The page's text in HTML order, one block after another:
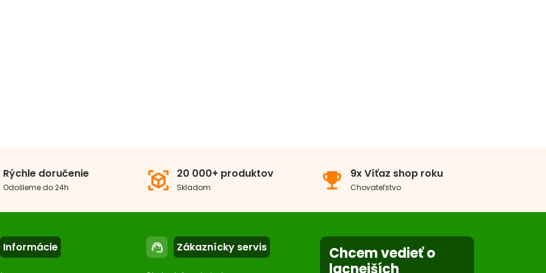
check_circle Na sklade
Rýchle doručenie
Odošleme do 24h view_in_ar 20 000+ produktov
Skladom emoji_events 9x Víťaz shop roku
Chovateľstvo
Informácie support_agent Zákaznícky servis
Chcem vedieť o
lacnejších